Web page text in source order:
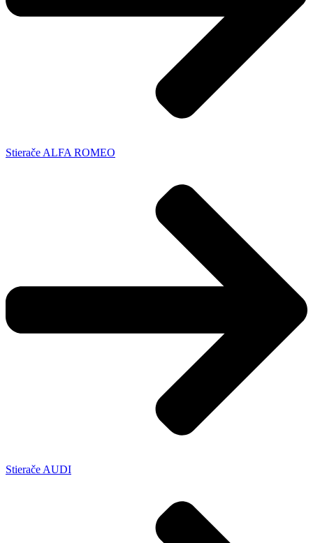
Stierače ALFA ROMEO
Stierače AUDI